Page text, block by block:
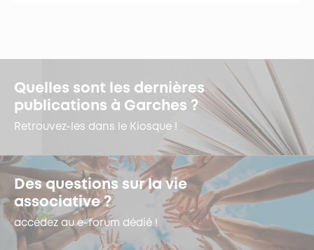
Quelles sont les dernières
publications à Garches ?
Retrouvez-les dans le Kiosque !
Des questions sur la vie
associative ?
accédez au e-forum dédié !